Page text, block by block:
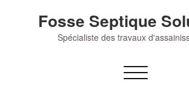
Fosse Septique
Spécialiste des travaux
Afficher/